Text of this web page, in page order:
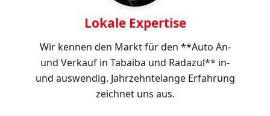
Lokale Expertise
Wir kennen den Markt für den **Auto An-
und Verkauf in Tabaiba und Radazul** in-
und auswendig. Jahrzehntelange Erfahrung
zeichnet uns aus.